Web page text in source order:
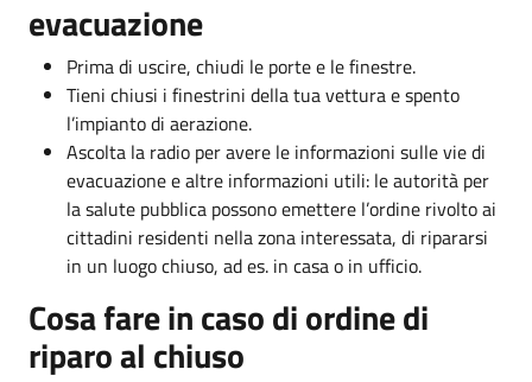
evacuazione
Prima di uscire, chiudi le porte e le finestre.
Tieni chiusi i finestrini della tua vettura e spento
l’impianto di aerazione.
Ascolta la radio per avere le informazioni sulle vie di
evacuazione e altre informazioni utili: le autorità per
la salute pubblica possono emettere l’ordine rivolto ai
cittadini residenti nella zona interessata, di ripararsi
in un luogo chiuso, ad es. in casa o in ufficio.
Cosa fare in caso di ordine di
riparo al chiuso